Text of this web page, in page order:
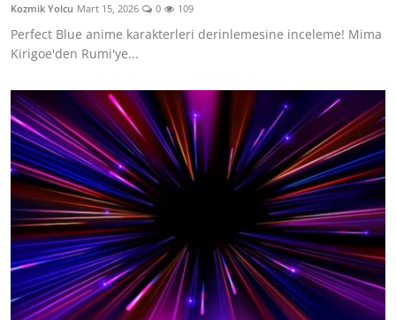
Kozmik Yolcu Mart 15, 2026 0 109
Perfect Blue anime karakterleri derinlemesine inceleme! Mima
Kirigoe'den Rumi'ye...